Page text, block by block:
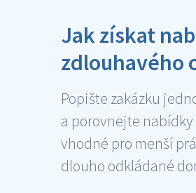
Jak získat
zdlouhavého
Popište zakázku
a porovnejte
vhodné pro menší
dlouho odkládané